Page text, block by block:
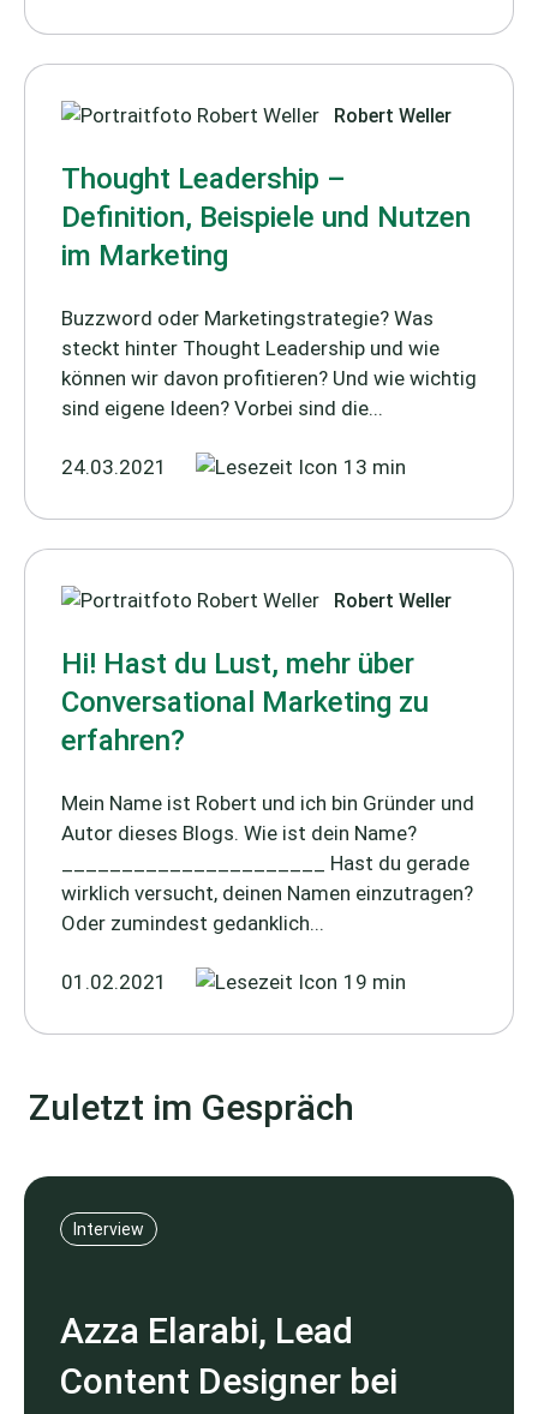
Robert Weller
Thought Leadership –
Definition, Beispiele und Nutzen
im Marketing
Buzzword oder Marketingstrategie? Was
steckt hinter Thought Leadership und wie
können wir davon profitieren? Und wie wichtig
sind eigene Ideen? Vorbei sind die...
24.03.2021 13 min
Robert Weller
Hi! Hast du Lust, mehr über
Conversational Marketing zu
erfahren?
Mein Name ist Robert und ich bin Gründer und
Autor dieses Blogs. Wie ist dein Name?
______________________ Hast du gerade
wirklich versucht, deinen Namen einzutragen?
Oder zumindest gedanklich...
01.02.2021 19 min
Zuletzt im Gespräch
Interview
Azza Elarabi, Lead
Content Designer bei